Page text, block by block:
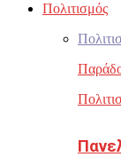
Πολιτισμός